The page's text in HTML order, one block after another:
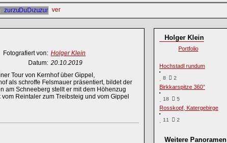
Fotografiert von: Holger Klein
Datum: 20.10.2019
Tour von Kernhof über Gippel,
als schroffe Felsmauer präsentiert, bildet der
am Schneeberg stellt er mit dem Höhenzug
Reintaler zum Treibsteig und vom Gippel
Holger Klein
Portfolio
Hochstadl rundum
8 2
Birkkarspitze 360°
18 5
Rosskopf, Katergebirge
11 2
Weitere Panoramen